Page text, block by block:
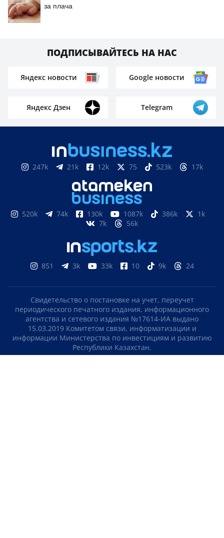
за плача
ПОДПИСЫВАЙТЕСЬ НА НАС
Яндекс новости Google новости
Яндекс Дзен Telegram
247k 21k 12k 75 523k 17k
520k 74k 130k 1087k 386k
1k
7k
56k
851 3k 33k 10 9k 24
Свидетельство о постановке на учет, переучет
периодического печатного издания, информационного
агентства и сетевого издания №17614-ИА выдано
15.03.2019 Комитетом связи, информатизации и
информации Министерства по инвестициям и развитию
Республики Казахстан.